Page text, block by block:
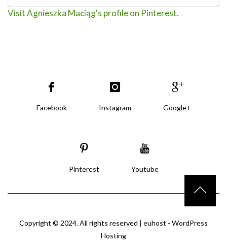
Visit Agnieszka Maciąg's profile on Pinterest.
Facebook Instagram Google+
Pinterest Youtube
Copyright © 2024. All rights reserved | euhost - WordPress
Hosting